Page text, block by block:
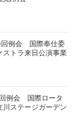
回例会 国際奉仕委
トラ来日公演事業
例会 国際ロータ
川ステージガーデン